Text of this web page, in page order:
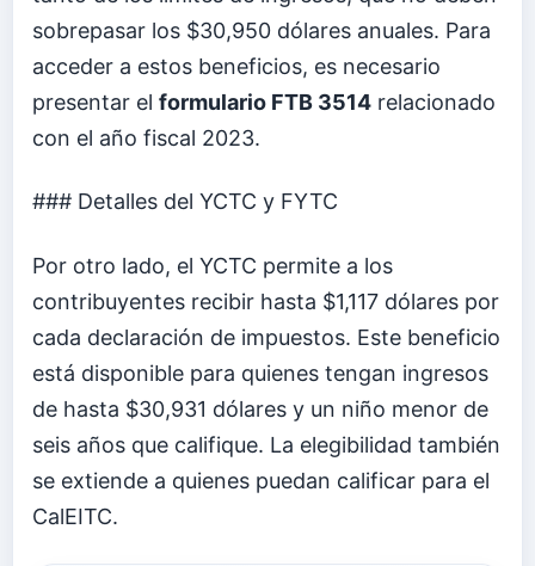
sobrepasar los $30,950 dólares anuales. Para
acceder a estos beneficios, es necesario
presentar el formulario FTB 3514 relacionado
con el año fiscal 2023.
### Detalles del YCTC y FYTC
Por otro lado, el YCTC permite a los
contribuyentes recibir hasta $1,117 dólares por
cada declaración de impuestos. Este beneficio
está disponible para quienes tengan ingresos
de hasta $30,931 dólares y un niño menor de
seis años que califique. La elegibilidad también
se extiende a quienes puedan calificar para el
CalEITC.